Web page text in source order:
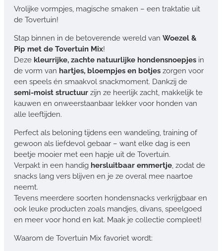
Vrolijke vormpjes, magische smaken – een traktatie uit
de Tovertuin!
Stap binnen in de betoverende wereld van Woezel &
Pip met de Tovertuin Mix!
Deze kleurrijke, zachte natuurlijke hondensnoepjes in
de vorm van hartjes, bloempjes en botjes zorgen voor
een speels én smaakvol snackmoment. Dankzij de
semi-moist structuur zijn ze heerlijk zacht, makkelijk te
kauwen en onweerstaanbaar lekker voor honden van
alle leeftijden.
Perfect als beloning tijdens een wandeling, training of
gewoon als liefdevol gebaar – want elke dag is een
beetje mooier met een hapje uit de Tovertuin.
Verpakt in een handig hersluitbaar emmertje, zodat de
snacks lang vers blijven en je ze overal mee naartoe
neemt.
Tevens meerdere soorten hondensnacks verkrijgbaar en
ook leuke producten zoals mandjes, divans, speelgoed
en meer voor hond en kat. Maak je collectie compleet!
Waarom de Tovertuin Mix favoriet wordt: